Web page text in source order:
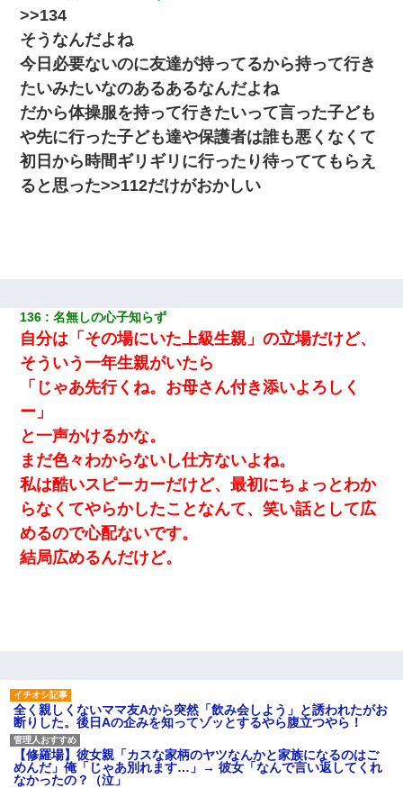
>>134
そうなんだよね
今日必要ないのに友達が持ってるから持って行き
たいみたいなのあるあるなんだよね
だから体操服を持って行きたいって言った子ども
や先に行った子ども達や保護者は誰も悪くなくて
初日から時間ギリギリに行ったり待っててもらえ
ると思った>>112だけがおかしい
136 名無しの心子知らず
自分は「その場にいた上級生親」の立場だけど、
そういう一年生親がいたら
「じゃあ先行くね。お母さん付き添いよろしく
ー」
と一声かけるかな。
まだ色々わからないし仕方ないよね。
私は酷いスピーカーだけど、最初にちょっとわか
らなくてやらかしたことなんて、笑い話として広
めるので心配ないです。
結局広めるんだけど。
全く親しくないママ友Aから突然「飲み会しよう」と誘われたがお
断りした。後日Aの企みを知ってゾッとするやら腹立つやら！
【修羅場】彼女親「カスな家柄のヤツなんかと家族になるのはご
めんだ」俺「じゃあ別れます…」→ 彼女「なんで言い返してくれ
なかったの？（泣」